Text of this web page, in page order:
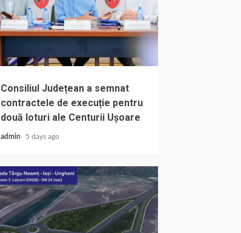
Consiliul Județean a semnat
contractele de execuție pentru
două loturi ale Centurii Ușoare
admin 5 days ago